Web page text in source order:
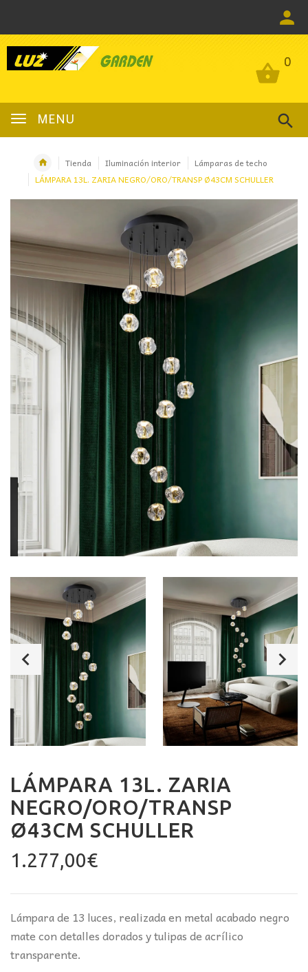
0
MENU
0
Tienda Iluminación interior
Lámparas de techo
LÁMPARA 13L. ZARIA NEGRO/ORO/TRANSP Ø43CM SCHULLER
LÁMPARA 13L. ZARIA
NEGRO/ORO/TRANSP
Ø43CM SCHULLER
1.277,00€
Lámpara de 13 luces, realizada en metal acabado negro
mate con detalles dorados y tulipas de acrílico
transparente.